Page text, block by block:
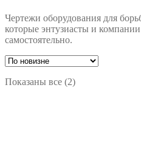
Чертежи оборудования для
которые энтузиасты и
самостоятельно.
Показаны все (2)Сортировка: